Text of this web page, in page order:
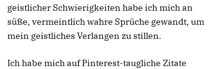
geistlicher Schwierigkeiten habe ich mich an
süße, vermeintlich wahre Sprüche gewandt, um
mein geistliches Verlangen zu stillen.
Ich habe mich auf Pinterest-taugliche Zitate